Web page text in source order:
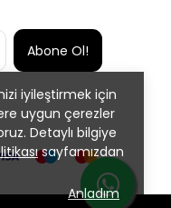
iyileştirmek için
uygun çerezler
Detaylı bilgiye
sayfamızdan
Anladım
Abone Ol!